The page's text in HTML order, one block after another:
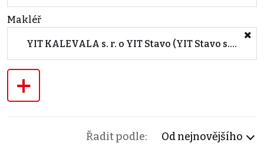
Makléř
YIT KALEVALA s. r. o YIT Stavo (YIT Stavo s.r.o.)
+
Řadit podle: Od nejnovějšího